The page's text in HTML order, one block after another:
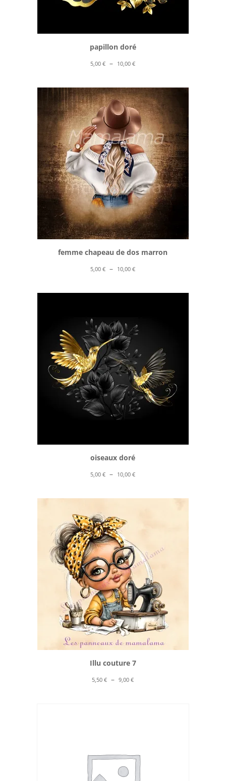
papillon doré
5,00€ – 10,00€Plage
prix :
5,00 €
à
10,00 €
femme chapeau de dos marron
5,00€ – 10,00€Plage
prix :
10,00 €
oiseaux doré
5,00€ – 10,00€Plage
prix :
Illu couture 7
5,50€ – 9,00€Plage